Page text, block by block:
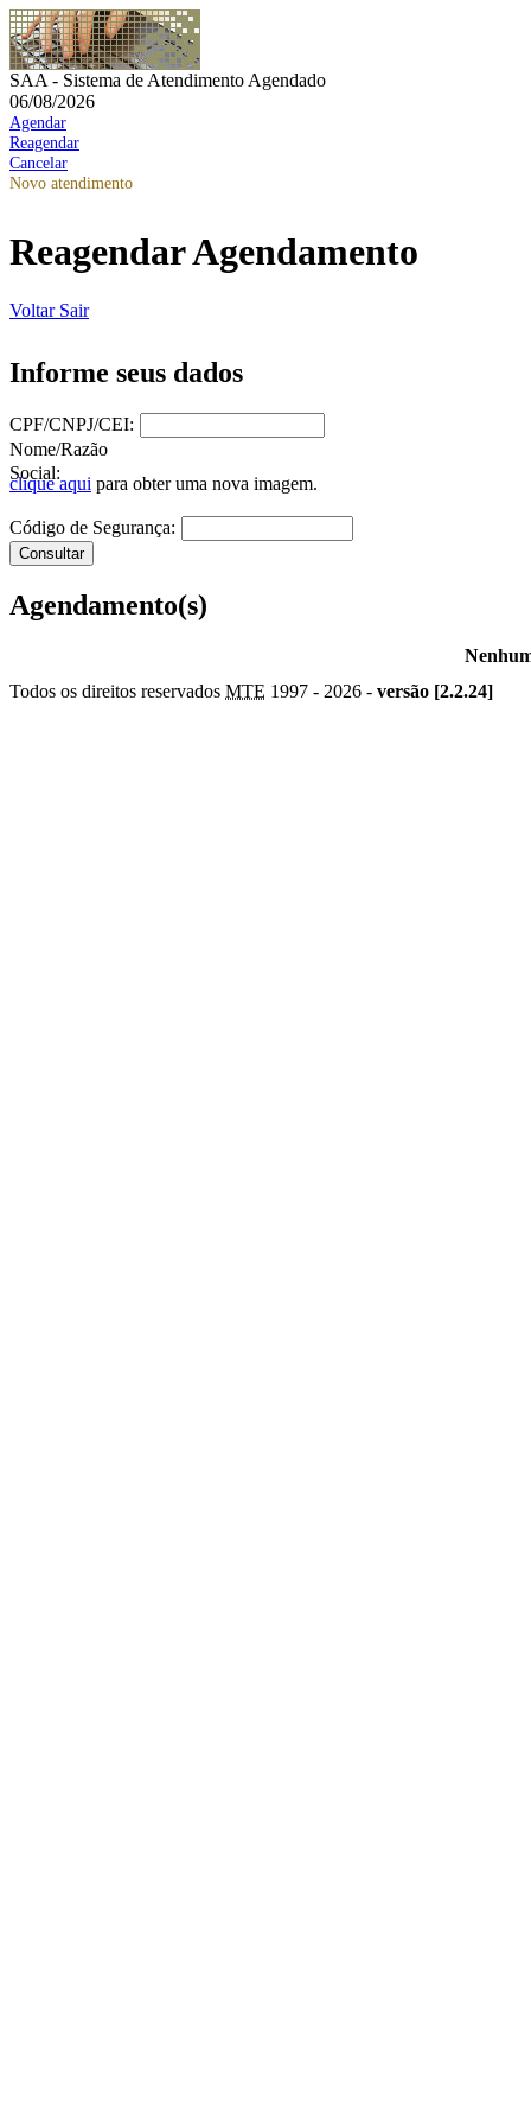
SAA - Sistema de Atendimento Agendado
06/08/2026
Agendar
Reagendar
Cancelar
Novo atendimento
Reagendar Agendamento
Voltar Sair
Informe seus dados
CPF/CNPJ/CEI:
Nome/Razão
Social:
clique aqui para obter uma nova imagem.
Código de Segurança:
Agendamento(s)
Todos os direitos reservados MTE 1997 - 2026 - versão [2.2.24]